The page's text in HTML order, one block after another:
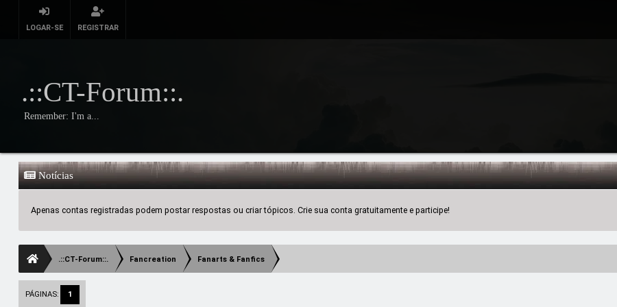
LOGAR-SE REGISTRAR
.::CT-Forum::.
Remember: I'm a...
Notícias
Apenas contas registradas podem postar respostas ou criar tópicos. Crie sua conta gratuitamente e participe!
.::CT-Forum::. Fancreation Fanarts & Fanfics
PÁGINAS: 1